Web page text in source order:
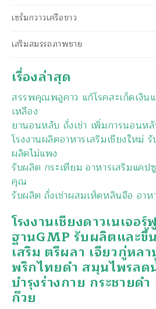
เซรั่มกวาวเครือขาว
เสริมสมรรถภาพชาย
เรื่องล่าสุด
สรรพคุณพลูคาว แก้โรคสะเก็ดเงินแ
เหลือง
ยานอนหลับ ถั่งเช่า เพิ่มการนอนห
โรงงานผลิตอาหารเสริมเชียงใหม่
ผลิตไม่แพง
รับผลิต กระเทียม อาหารเสริมแค
คุณ
รับผลิต ถั่งเช่าผสมเห็ดหลินจือ อา
โรงงานเชียงดาวเนเจอ
ฐานGMP รับผลิตและขึ้
เสริม ตรีผลา เจียวกู่หล
พริกไทยดำ สมุนไพรล
บำรุงร่างกาย กระชายด
ก๊วย